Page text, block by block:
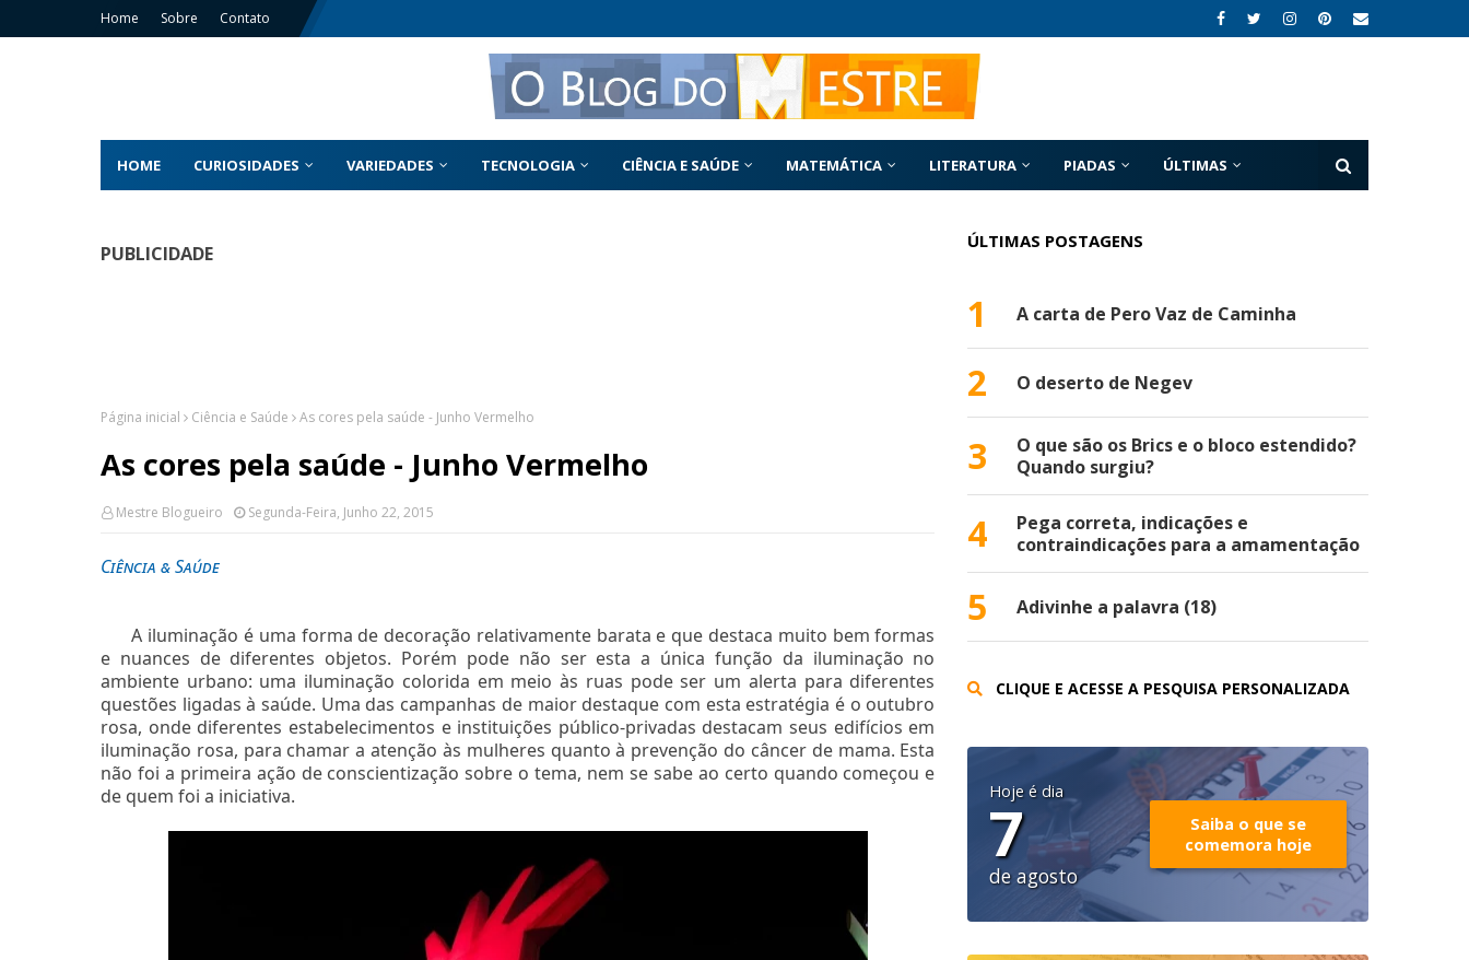
Home Sobre Contato
HOME CURIOSIDADES VARIEDADES TECNOLOGIA CIÊNCIA E SAÚDE MATEMÁTICA LITERATURA PIADAS ÚLTIMAS
PUBLICIDADE
Página inicial Ciência e Saúde As cores pela saúde - Junho Vermelho
As cores pela saúde - Junho Vermelho
Mestre Blogueiro Segunda-Feira, Junho 22, 2015
Ciência & Saúde
A iluminação é uma forma de decoração relativamente barata e que destaca muito bem formas
e nuances de diferentes objetos. Porém pode não ser esta a única função da iluminação no
ambiente urbano: uma iluminação colorida em meio às ruas pode ser um alerta para diferentes
questões ligadas à saúde. Uma das campanhas de maior destaque com esta estratégia é o outubro
rosa, onde diferentes estabelecimentos e instituições público-privadas destacam seus edifícios em
iluminação rosa, para chamar a atenção às mulheres quanto à prevenção do câncer de mama. Esta
não foi a primeira ação de conscientização sobre o tema, nem se sabe ao certo quando começou e
de quem foi a iniciativa.
ÚLTIMAS POSTAGENS
1 A carta de Pero Vaz de Caminha
2 O deserto de Negev
3
O que são os Brics e o bloco estendido?
Quando surgiu?
4
Pega correta, indicações e
contraindicações para a amamentação
5 Adivinhe a palavra (18)
CLIQUE E ACESSE A PESQUISA PERSONALIZADA
Hoje é dia
7
de agosto
Saiba o que se
comemora hoje